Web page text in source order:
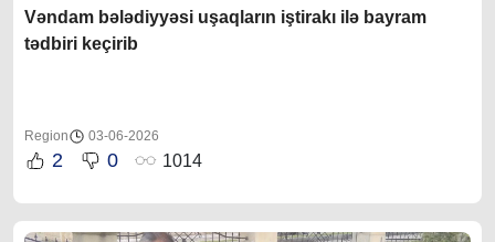
Vəndam bələdiyyəsi uşaqların iştirakı ilə bayram
tədbiri keçirib
Region 03-06-2026
2 0 1014